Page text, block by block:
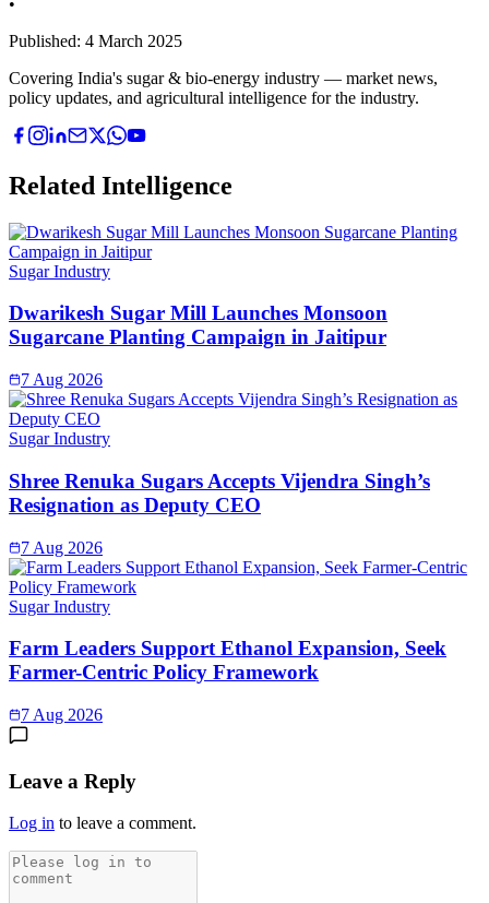
Published: 4 March 2025
Covering India's sugar & bio-energy industry — market news,
policy updates, and agricultural intelligence for the industry.
Related Intelligence
Sugar Industry
Dwarikesh Sugar Mill Launches Monsoon
Sugarcane Planting Campaign in Jaitipur
7 Aug 2026
Sugar Industry
Shree Renuka Sugars Accepts Vijendra Singh’s
Resignation as Deputy CEO
7 Aug 2026
Sugar Industry
Farm Leaders Support Ethanol Expansion, Seek
Farmer-Centric Policy Framework
7 Aug 2026
Leave a Reply
Log in to leave a comment.